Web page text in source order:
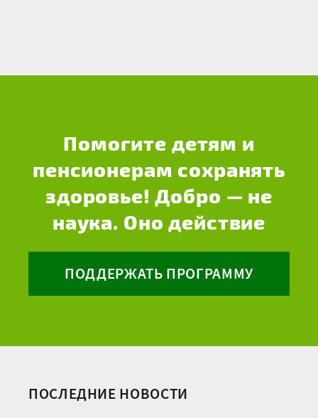
Помогите детям и
пенсионерам сохранять
здоровье! Добро — не
наука. Оно действие
ПОДДЕРЖАТЬ ПРОГРАММУ
ПОСЛЕДНИЕ НОВОСТИ